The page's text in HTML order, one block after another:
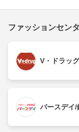
ファッションセン
V・ドラッ
バースデイ/